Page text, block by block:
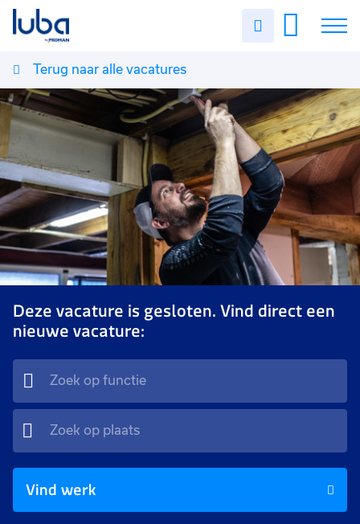
Uren
Vacatures
Over ons
Voor werkgevers
Contact
Terug naar alle vacatures
Deze vacature is gesloten. Vind direct een
nieuwe vacature:
Vind werk